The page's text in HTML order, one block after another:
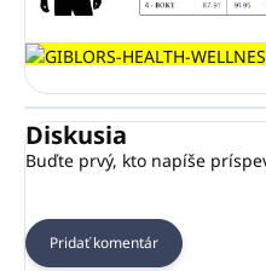
Diskusia
Buďte prvý, kto napíše
Pridať komentár